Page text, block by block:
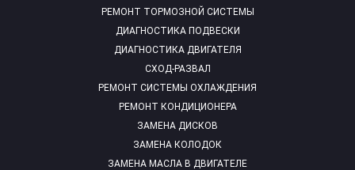
РЕМОНТ ТОРМОЗНОЙ СИСТЕМЫ
ДИАГНОСТИКА ПОДВЕСКИ
ДИАГНОСТИКА ДВИГАТЕЛЯ
СХОД-РАЗВАЛ
РЕМОНТ СИСТЕМЫ ОХЛАЖДЕНИЯ
РЕМОНТ КОНДИЦИОНЕРА
ЗАМЕНА ДИСКОВ
ЗАМЕНА КОЛОДОК
ЗАМЕНА МАСЛА В ДВИГАТЕЛЕ